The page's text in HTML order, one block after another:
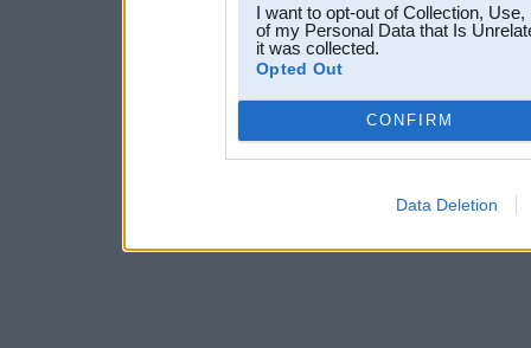
I want to opt-out of Collection,
of my Personal Data that Is
it was collected.
Opted Out
CONFIRM
Data Deletion